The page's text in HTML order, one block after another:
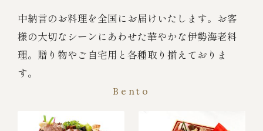
中納言のお料理を全国にお届けいたします。お客
様の大切なシーンにあわせた華やかな伊勢海老料
理。贈り物やご自宅用と各種取り揃えておりま
す。
Bento